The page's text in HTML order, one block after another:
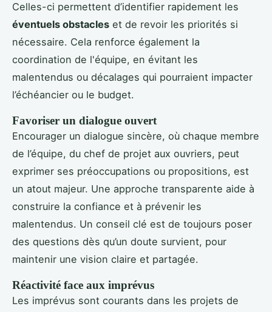
Celles-ci permettent d’identifier rapidement les
éventuels obstacles et de revoir les priorités si
nécessaire. Cela renforce également la
coordination de l'équipe, en évitant les
malentendus ou décalages qui pourraient impacter
l’échéancier ou le budget.
Favoriser un dialogue ouvert
Encourager un dialogue sincère, où chaque membre
de l’équipe, du chef de projet aux ouvriers, peut
exprimer ses préoccupations ou propositions, est
un atout majeur. Une approche transparente aide à
construire la confiance et à prévenir les
malentendus. Un conseil clé est de toujours poser
des questions dès qu’un doute survient, pour
maintenir une vision claire et partagée.
Réactivité face aux imprévus
Les imprévus sont courants dans les projets de